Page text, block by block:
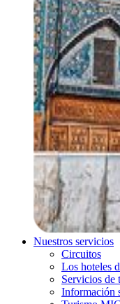
Nuestros servicios
Circuitos
Los hoteles
Servicios de
Información